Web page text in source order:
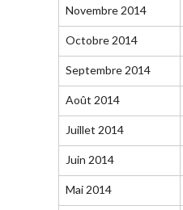
Novembre 2014
Octobre 2014
Septembre 2014
Août 2014
Juillet 2014
Juin 2014
Mai 2014